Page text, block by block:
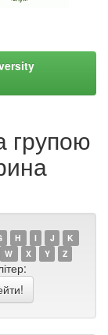
групою
H I J
K
W X Y Z